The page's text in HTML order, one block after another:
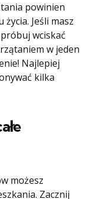
powinien
Jeśli masz
wciskać
w jeden
Najlepiej
kilka
możesz
Zacznij